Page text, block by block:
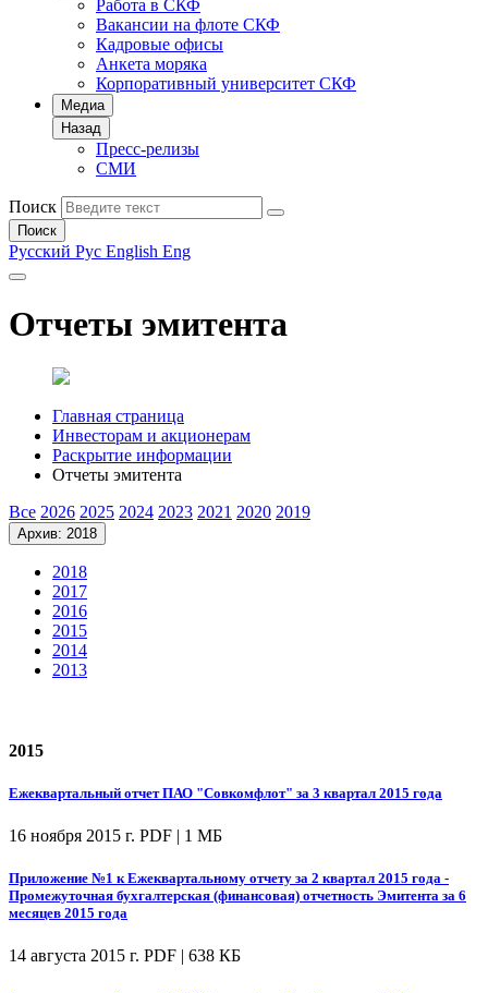
Работа в СКФ
Вакансии на флоте СКФ
Кадровые офисы
Анкета моряка
Корпоративный университет СКФ
Медиа
Назад
Пресс-релизы
СМИ
Поиск
Поиск
Русский Рус English Eng
Отчеты эмитента
Главная страница
Инвесторам и акционерам
Раскрытие информации
Отчеты эмитента
Все 2026 2025 2024 2023 2021 2020 2019
Архив: 2018
2018
2017
2016
2015
2014
2013
2015
Ежеквартальный отчет ПАО "Совкомфлот" за 3 квартал 2015 года
16 ноября 2015 г. PDF | 1 МБ
Приложение №1 к Ежеквартальному отчету за 2 квартал 2015 года -
Промежуточная бухгалтерская (финансовая) отчетность Эмитента за 6
месяцев 2015 года
14 августа 2015 г. PDF | 638 КБ